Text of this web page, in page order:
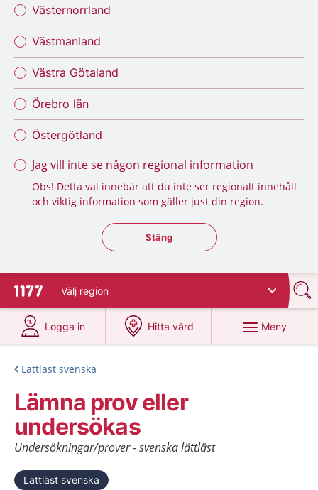
Västernorrland
Västmanland
Västra Götaland
Örebro län
Östergötland
Jag vill inte se någon regional information
Obs! Detta val innebär att du inte ser regionalt innehåll
och viktig information som gäller just din region.
Stäng regionsväljaren
Stäng
Till startsidan för 1177
Välj region
Logga in
på 1177.se
Hitta vård
på 1177.se
Meny
Lättläst svenska
Lämna prov eller
undersökas
Undersökningar/prover - svenska lättläst
Lättläst svenska